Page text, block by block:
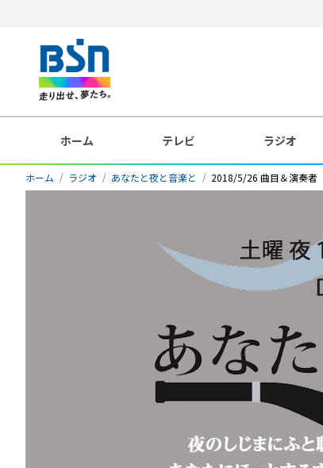
ホーム テレビ ラジオ
ホーム ラジオ あなたと夜と音楽と 2018/5/26 曲目＆演奏者